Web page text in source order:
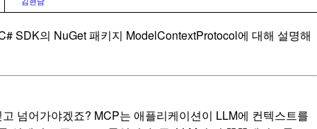
SDK의 NuGet 패키지 ModelContextProtocol에 대해 설명해
넘어가야겠죠? MCP는 애플리케이션이 LLM에 컨텍스트를